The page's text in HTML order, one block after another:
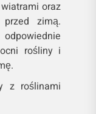
oraz
zimą.
rośliny i
z roślinami